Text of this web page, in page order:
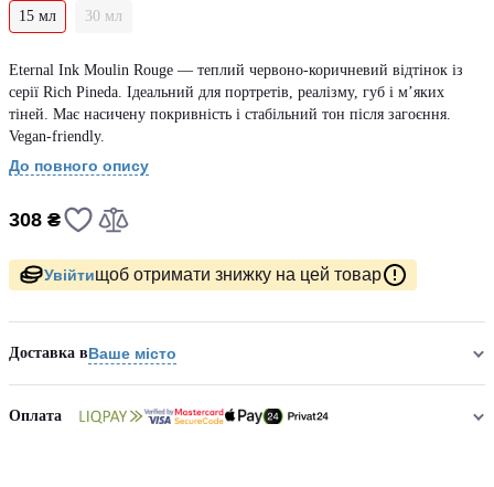
15 мл 30 мл
Eternal Ink Moulin Rouge — теплий червоно-коричневий відтінок із
серії Rich Pineda. Ідеальний для портретів, реалізму, губ і м’яких
тіней. Має насичену покривність і стабільний тон після загоєння.
Vegan-friendly.
До повного опису
308 ₴
Увійтищоб отримати знижку на цей товар
Доставка вВаше місто
Оплата